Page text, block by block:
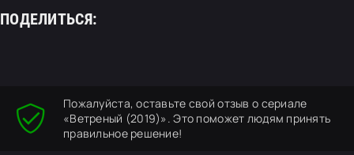
ПОДЕЛИТЬСЯ:
Пожалуйста, оставьте свой отзыв о сериале
«Ветреный (2019)». Это поможет людям принять
правильное решение!